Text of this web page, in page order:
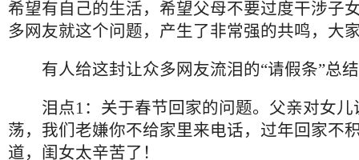
希望有自己的生活，希望父母不要过度干涉子
多网友就这个问题，产生了非常强的共鸣，大
有人给这封让众多网友流泪的“请假条”总结
泪点1：关于春节回家的问题。父亲对女儿
荡，我们老嫌你不给家里来电话，过年回家不
道，闺女太辛苦了！